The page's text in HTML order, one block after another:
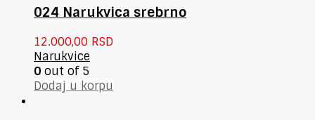
024 Narukvica srebrno
12.000,00 RSD
Narukvice
0 out of 5
Dodaj u korpu